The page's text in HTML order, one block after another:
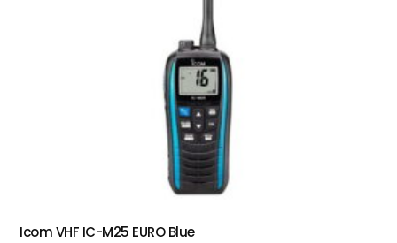
ADICIONAR
Icom VHF IC-M25 EURO Blue